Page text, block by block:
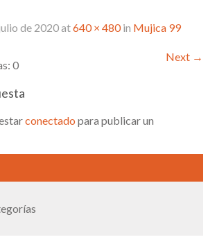
de 2020at640 × 480in Mujica 99
Next →
0
conectado para publicar un